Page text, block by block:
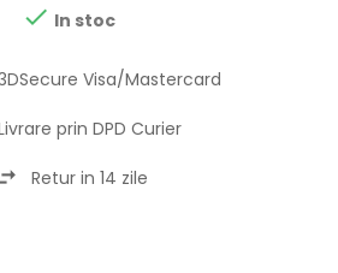
 In stoc
Visa/Mastercard
prin DPD Curier
Retur in 14 zile